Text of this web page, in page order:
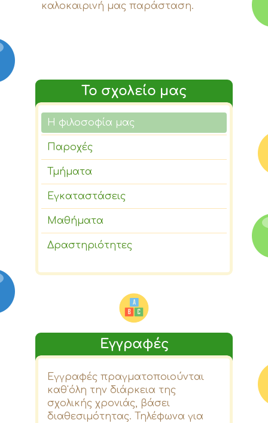
καλοκαιρινή μας παράσταση.
Το σχολείο μας
Η φιλοσοφία μας
Παροχές
Τμήματα
Εγκαταστάσεις
Μαθήματα
Δραστηριότητες
Εγγραφές
Εγγραφές πραγματοποιούνται
καθ'όλη την διάρκεια της
σχολικής χρονιάς, βάσει
διαθεσιμότητας. Τηλέφωνα για